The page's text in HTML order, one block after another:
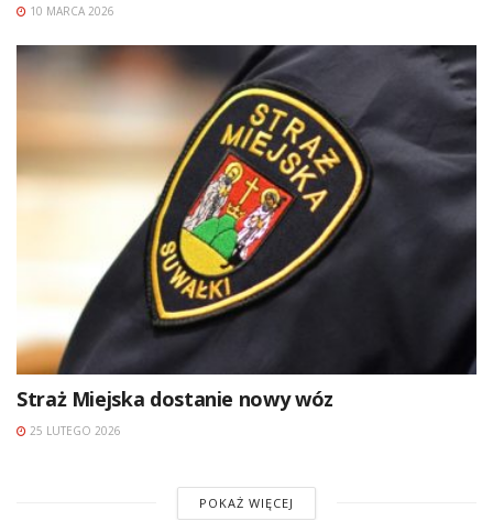
10 MARCA 2026
Straż Miejska dostanie nowy wóz
25 LUTEGO 2026
POKAŻ WIĘCEJ